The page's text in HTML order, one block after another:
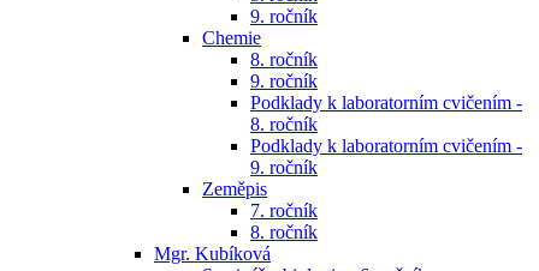
9. ročník
Chemie
8. ročník
9. ročník
Podklady k laboratorním cvičením -
8. ročník
Podklady k laboratorním cvičením -
9. ročník
Zeměpis
7. ročník
8. ročník
Mgr. Kubíková